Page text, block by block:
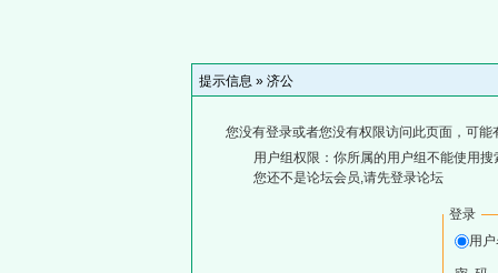
提示信息 » 济公
您没有登录或者您没有权限访问此页面，可能
用户组权限：你所属的用户组不能使用搜
您还不是论坛会员,请先登录论坛
登录
用